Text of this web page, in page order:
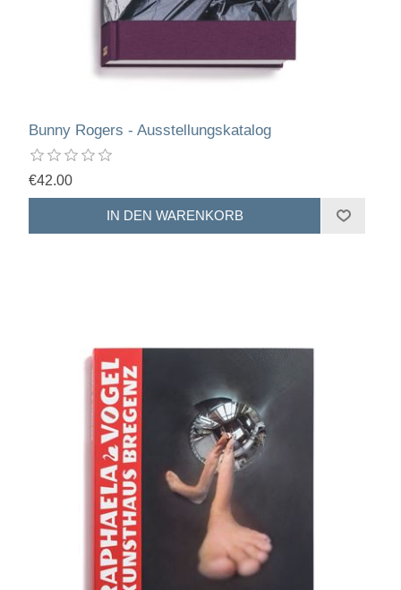
Bunny Rogers - Ausstellungskatalog
€42.00